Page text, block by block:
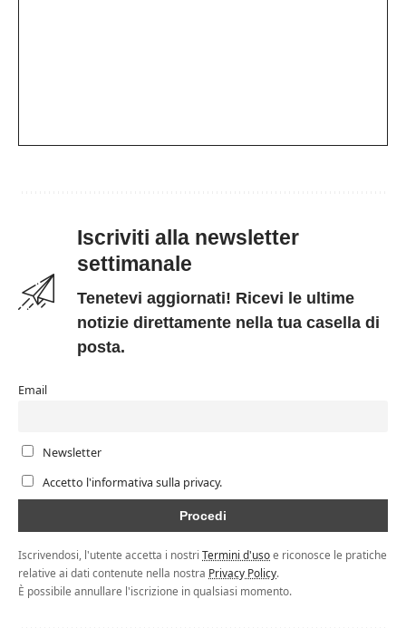
Iscriviti alla newsletter
settimanale
Tenetevi aggiornati! Ricevi le ultime
notizie direttamente nella tua casella di
posta.
Email
Newsletter
Accetto l'informativa sulla privacy.
Iscrivendosi, l'utente accetta i nostri Termini d'usoe riconosce le pratiche
relative ai dati contenute nella nostra Privacy Policy.
È possibile annullare l'iscrizione in qualsiasi momento.